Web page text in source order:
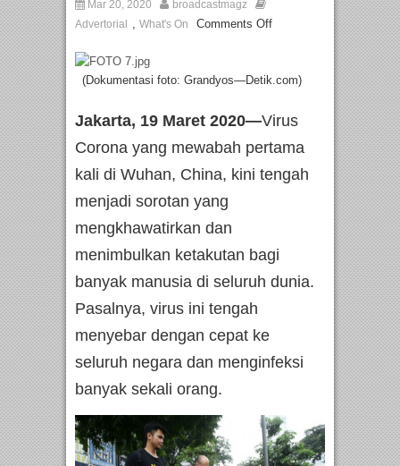
Mar 20, 2020
broadcastmagz
Advertorial
, What's On Comments Off
(Dokumentasi foto: Grandyos—Detik.com)
Jakarta, 19 Maret 2020—Virus
Corona yang mewabah pertama
kali di Wuhan, China, kini tengah
menjadi sorotan yang
mengkhawatirkan dan
menimbulkan ketakutan bagi
banyak manusia di seluruh dunia.
Pasalnya, virus ini tengah
menyebar dengan cepat ke
seluruh negara dan menginfeksi
banyak sekali orang.